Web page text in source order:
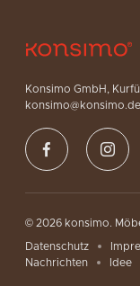
Konsimo GmbH,
konsimo@konsimo.de
© 2026 konsimo.
Datenschutz
Nachrichten
Idee